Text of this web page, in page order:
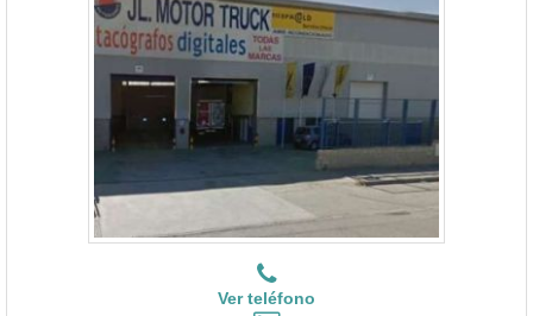
Ver teléfono